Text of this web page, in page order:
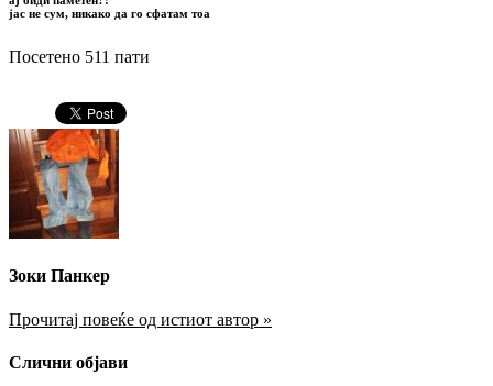
јас не сум, никако да го сфатам тоа
Посетено 511 пати
Зоки Панкер
Прочитај повеќе од истиот автор »
Слични објави